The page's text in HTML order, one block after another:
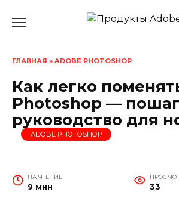
ГЛАВНАЯ » ADOBE PHOTOSHOP
Как легко
Photoshop —
руководство для
ADOBE PHOTOSHOP
НА ЧТЕНИЕ
9 мин 33